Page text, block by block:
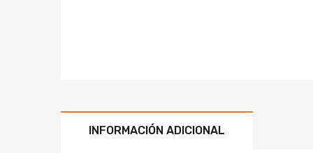
INFORMACIÓN ADICIONAL